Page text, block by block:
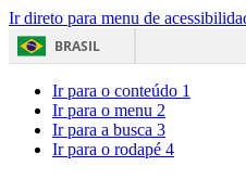
Ir direto para menu de
BRASIL
Ir para o conteúdo 1
Ir para o menu 2
Ir para a busca 3
Ir para o rodapé 4